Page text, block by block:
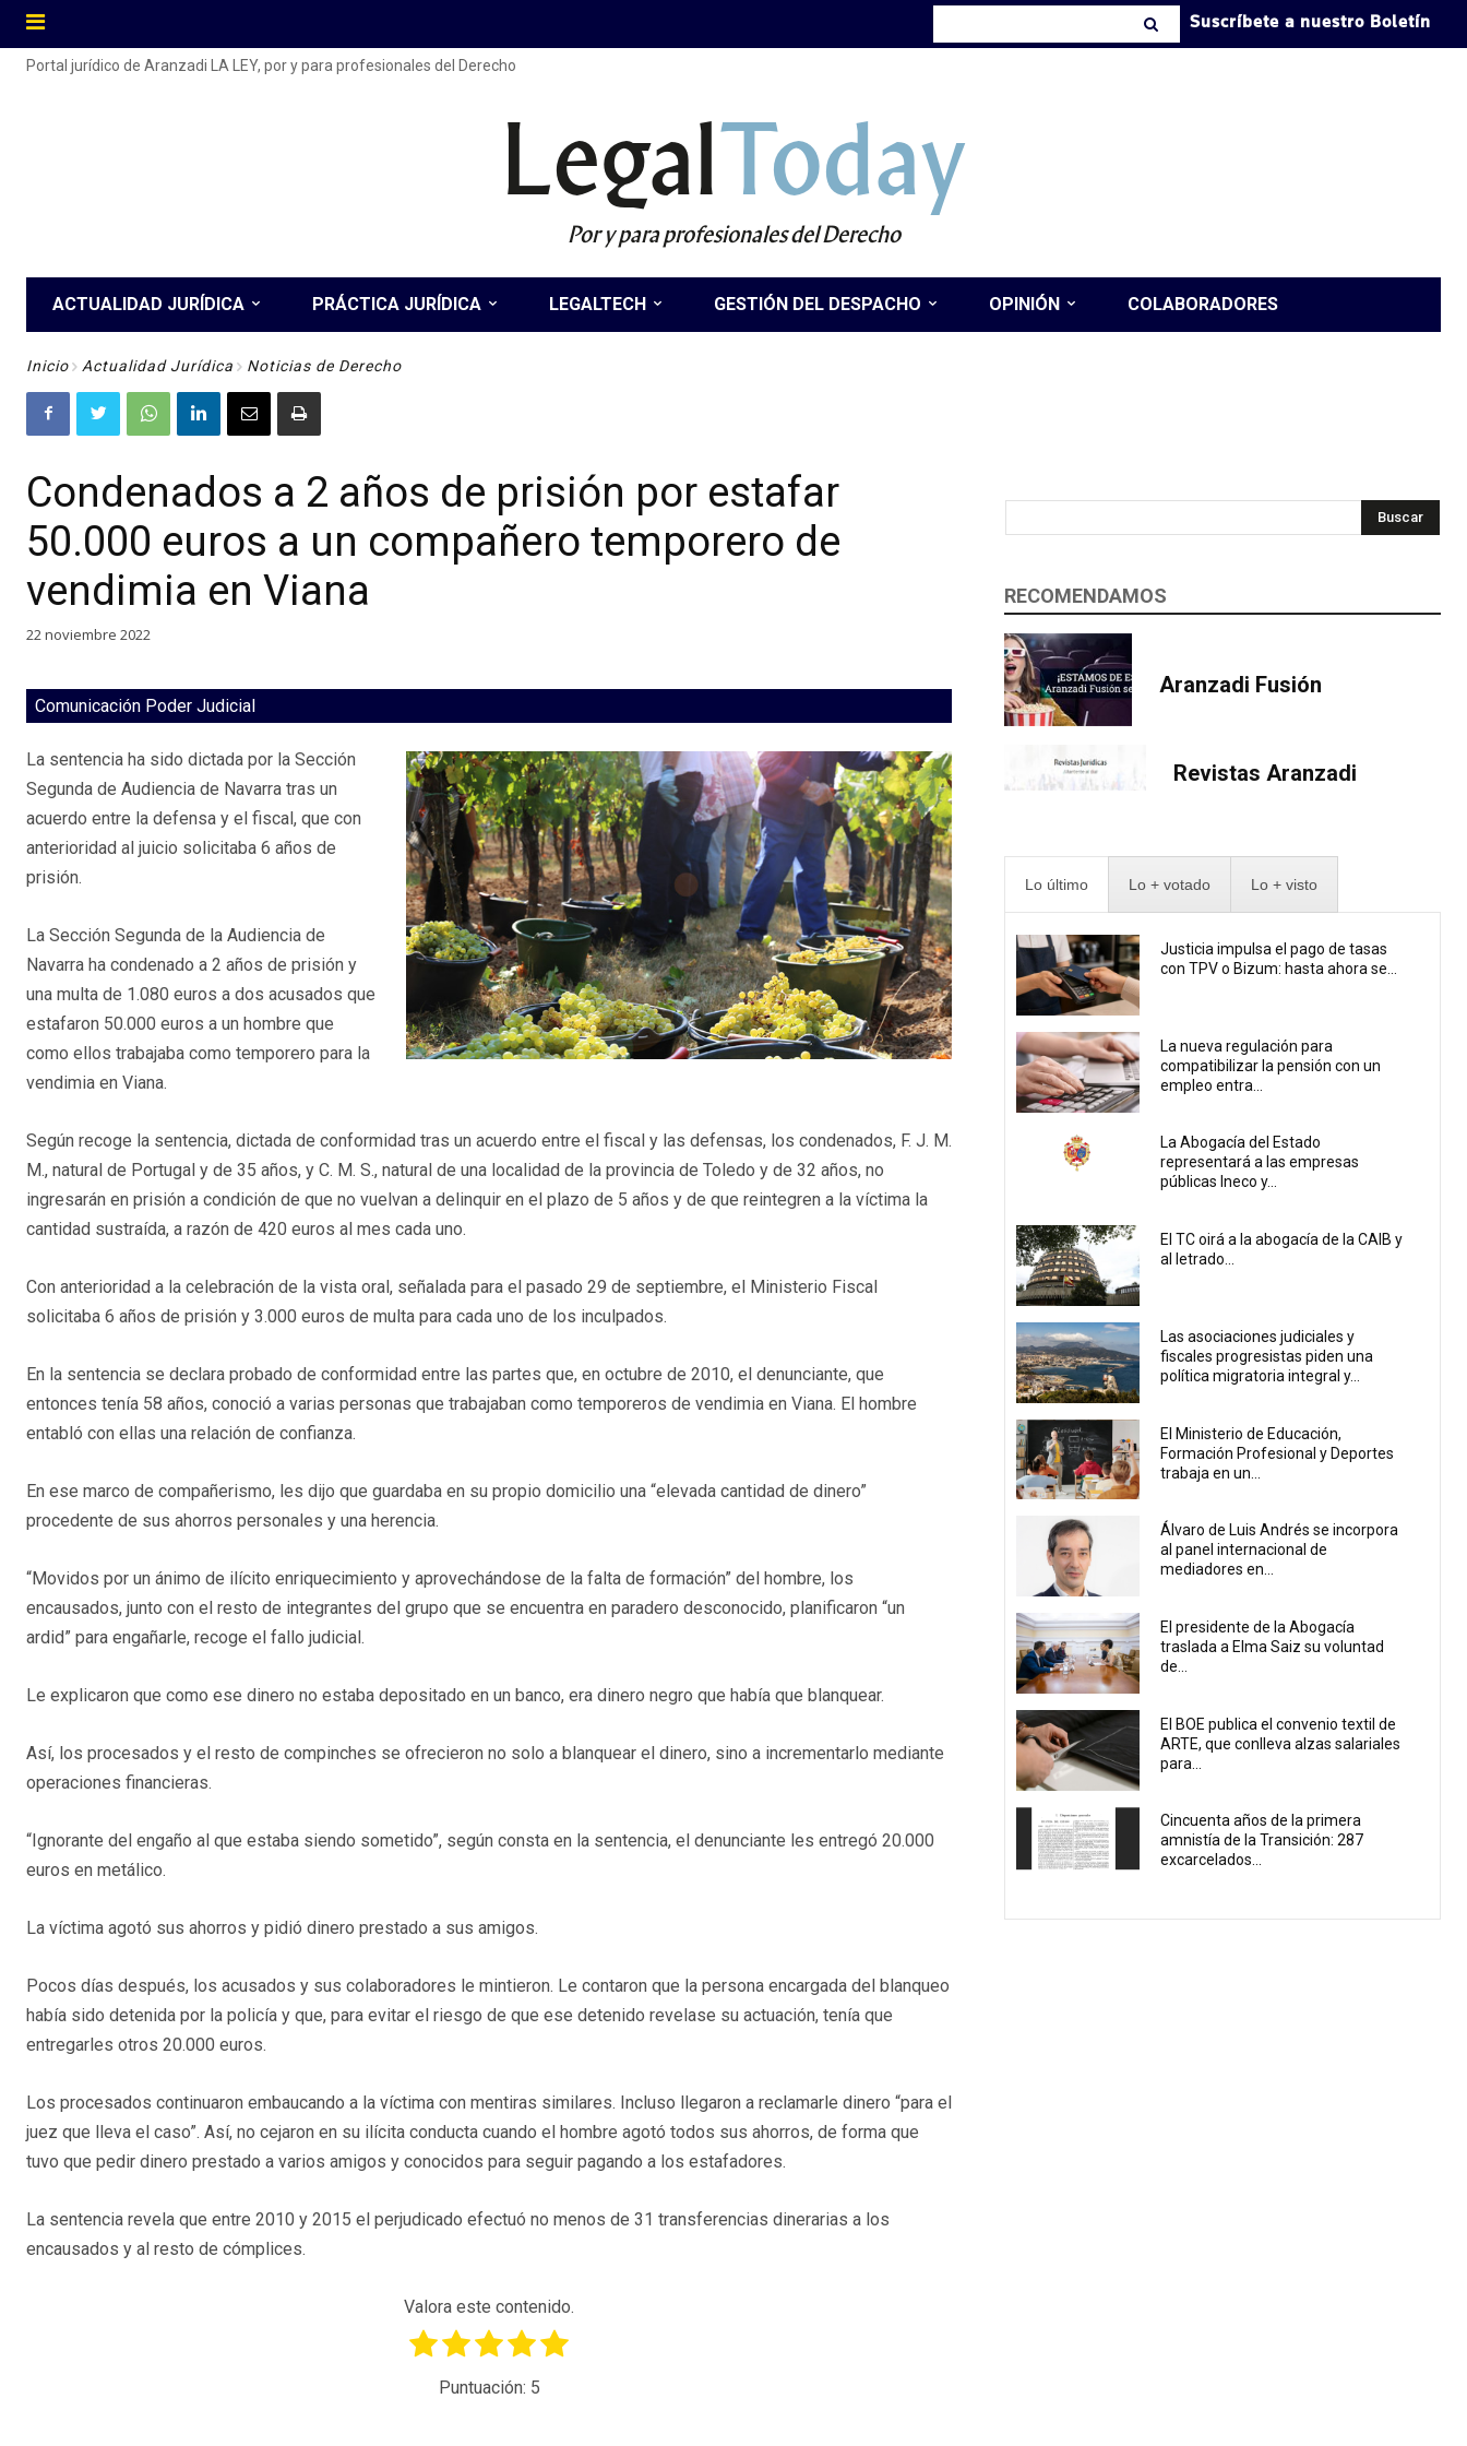
Suscríbete a nuestro Boletín
Portal jurídico de Aranzadi LA LEY, por y para profesionales del Derecho
LegalToday
Por y para profesionales del Derecho
ACTUALIDAD JURÍDICA PRÁCTICA JURÍDICA LEGALTECH GESTIÓN DEL DESPACHO OPINIÓN COLABORADORES
Inicio Actualidad Jurídica Noticias de Derecho
Condenados a 2 años de prisión por estafar
50.000 euros a un compañero temporero de
vendimia en Viana
22 noviembre 2022
Comunicación Poder Judicial
La sentencia ha sido dictada por la Sección
Segunda de Audiencia de Navarra tras un
acuerdo entre la defensa y el fiscal, que con
anterioridad al juicio solicitaba 6 años de
prisión.
La Sección Segunda de la Audiencia de
Navarra ha condenado a 2 años de prisión y
una multa de 1.080 euros a dos acusados que
estafaron 50.000 euros a un hombre que
como ellos trabajaba como temporero para la
vendimia en Viana.
Según recoge la sentencia, dictada de conformidad tras un acuerdo entre el fiscal y las defensas, los condenados, F. J. M.
M., natural de Portugal y de 35 años, y C. M. S., natural de una localidad de la provincia de Toledo y de 32 años, no
ingresarán en prisión a condición de que no vuelvan a delinquir en el plazo de 5 años y de que reintegren a la víctima la
cantidad sustraída, a razón de 420 euros al mes cada uno.
Con anterioridad a la celebración de la vista oral, señalada para el pasado 29 de septiembre, el Ministerio Fiscal
solicitaba 6 años de prisión y 3.000 euros de multa para cada uno de los inculpados.
En la sentencia se declara probado de conformidad entre las partes que, en octubre de 2010, el denunciante, que
entonces tenía 58 años, conoció a varias personas que trabajaban como temporeros de vendimia en Viana. El hombre
entabló con ellas una relación de confianza.
En ese marco de compañerismo, les dijo que guardaba en su propio domicilio una “elevada cantidad de dinero”
procedente de sus ahorros personales y una herencia.
“Movidos por un ánimo de ilícito enriquecimiento y aprovechándose de la falta de formación” del hombre, los
encausados, junto con el resto de integrantes del grupo que se encuentra en paradero desconocido, planificaron “un
ardid” para engañarle, recoge el fallo judicial.
Le explicaron que como ese dinero no estaba depositado en un banco, era dinero negro que había que blanquear.
Así, los procesados y el resto de compinches se ofrecieron no solo a blanquear el dinero, sino a incrementarlo mediante
operaciones financieras.
“Ignorante del engaño al que estaba siendo sometido”, según consta en la sentencia, el denunciante les entregó 20.000
euros en metálico.
La víctima agotó sus ahorros y pidió dinero prestado a sus amigos.
Pocos días después, los acusados y sus colaboradores le mintieron. Le contaron que la persona encargada del blanqueo
había sido detenida por la policía y que, para evitar el riesgo de que ese detenido revelase su actuación, tenía que
entregarles otros 20.000 euros.
Los procesados continuaron embaucando a la víctima con mentiras similares. Incluso llegaron a reclamarle dinero “para el
juez que lleva el caso”. Así, no cejaron en su ilícita conducta cuando el hombre agotó todos sus ahorros, de forma que
tuvo que pedir dinero prestado a varios amigos y conocidos para seguir pagando a los estafadores.
La sentencia revela que entre 2010 y 2015 el perjudicado efectuó no menos de 31 transferencias dinerarias a los
encausados y al resto de cómplices.
Valora este contenido.
Puntuación: 5
Buscar
RECOMENDAMOS
Aranzadi Fusión
Revistas Aranzadi
Lo último Lo + votado Lo + visto
Justicia impulsa el pago de tasas
con TPV o Bizum: hasta ahora se...
La nueva regulación para
compatibilizar la pensión con un
empleo entra...
La Abogacía del Estado
representará a las empresas
públicas Ineco y...
El TC oirá a la abogacía de la CAIB y
al letrado...
Las asociaciones judiciales y
fiscales progresistas piden una
política migratoria integral y...
El Ministerio de Educación,
Formación Profesional y Deportes
trabaja en un...
Álvaro de Luis Andrés se incorpora
al panel internacional de
mediadores en...
El presidente de la Abogacía
traslada a Elma Saiz su voluntad
de...
El BOE publica el convenio textil de
ARTE, que conlleva alzas salariales
para...
Cincuenta años de la primera
amnistía de la Transición: 287
excarcelados...